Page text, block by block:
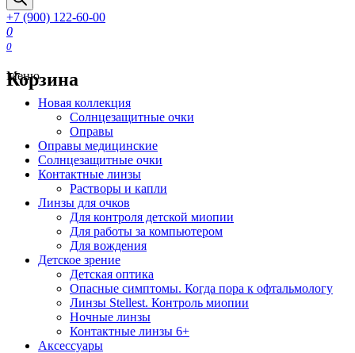
+7 (900) 122-60-00
0
0
Корзина
Меню
Новая коллекция
Солнцезащитные очки
Оправы
Оправы медицинские
Солнцезащитные очки
Контактные линзы
Растворы и капли
Линзы для очков
Для контроля детской миопии
Для работы за компьютером
Для вождения
Детское зрение
Детская оптика
Опасные симптомы. Когда пора к офтальмологу
Линзы Stellest. Контроль миопии
Ночные линзы
Контактные линзы 6+
Аксессуары